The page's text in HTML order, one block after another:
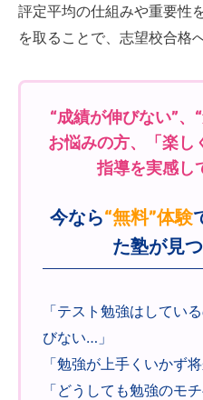
評定平均の仕組みや重要性
を取ることで、志望校合格
“成績が伸びない”、
お悩みの方、「楽し
指導を実感し
今なら“無料”体験
た塾が見
「テスト勉強はしてい
びない…」
「勉強が上手くいかず
「どうしても勉強のモ